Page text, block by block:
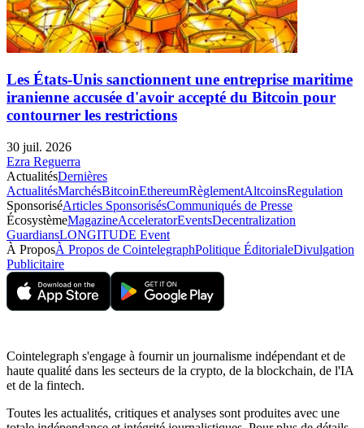
Les États-Unis sanctionnent une entreprise maritime
iranienne accusée d'avoir accepté du Bitcoin pour
contourner les restrictions
30 juil. 2026
Ezra Reguerra
ActualitésDernières
ActualitésMarchésBitcoinEthereumRèglementAltcoinsRegulation
SponsoriséArticles SponsorisésCommuniqués de Presse
ÉcosystèmeMagazineAcceleratorEventsDecentralization
GuardiansLONGITUDE Event
À ProposÀ Propos de CointelegraphPolitique ÉditorialeDivulgation
Publicitaire
Cointelegraph s'engage à fournir un journalisme indépendant et de
haute qualité dans les secteurs de la crypto, de la blockchain, de l'IA
et de la fintech.
Toutes les actualités, critiques et analyses sont produites avec une